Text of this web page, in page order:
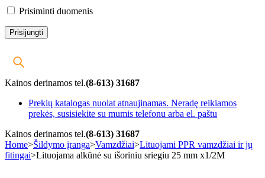
Prisiminti duomenis
Kainos derinamos tel.(8-613) 31687
Prekių katalogas nuolat atnaujinamas. Neradę reikiamos
prekės, susisiekite su mumis telefonu arba el. paštu
Kainos derinamos tel.(8-613) 31687
Home>Šildymo įranga>Vamzdžiai>Lituojami PPR vamzdžiai ir jų
fitingai>Lituojama alkūnė su išoriniu sriegiu 25 mm x1/2M